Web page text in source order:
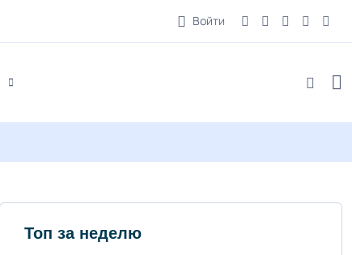
Войти
Топ за неделю